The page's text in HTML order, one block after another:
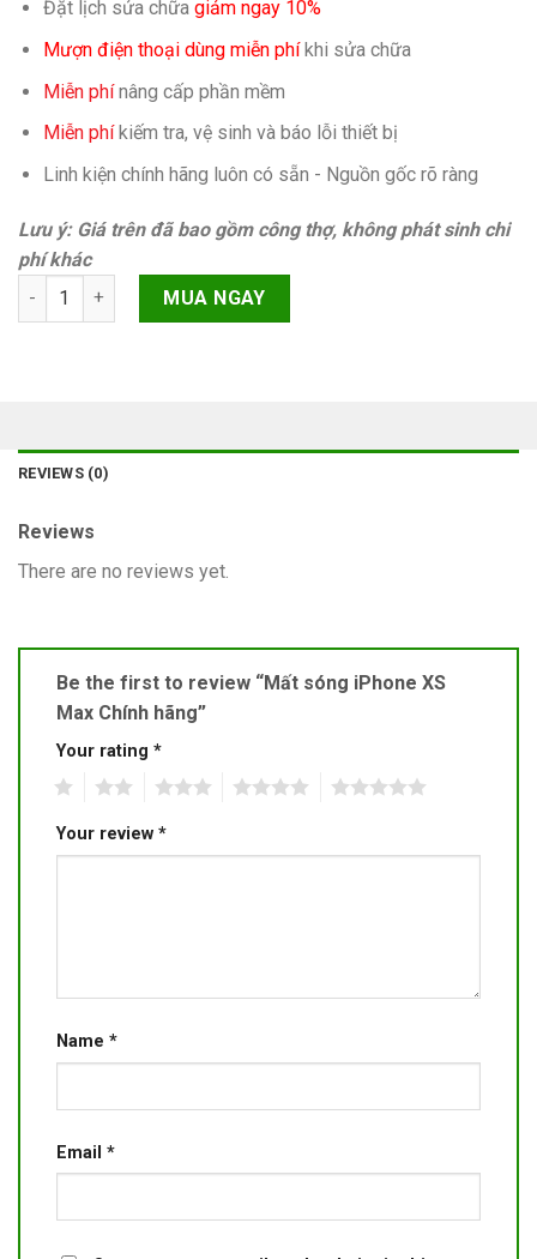
Đặt lịch sửa chữa giảm ngay 10%
Mượn điện thoại dùng miễn phíkhi sửa chữa
Miễn phínâng cấp phần mềm
Miễn phíkiếm tra, vệ sinh và báo lỗi thiết bị
Linh kiện chính hãng luôn có sẵn - Nguồn gốc rõ ràng
Lưu ý: Giá trên đã bao gồm công thợ, không phát sinh chi
phí khác
Mất sóng iPhone XS Max Chính hãng quantity
MUA NGAY
REVIEWS (0)
Reviews
There are no reviews yet.
Be the first to review “Mất sóng iPhone XS
Max Chính hãng”
Your rating *
Your review *
Name *
Email *